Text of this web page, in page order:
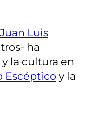
Juan Luis
ha
la cultura en
Escéptico y la